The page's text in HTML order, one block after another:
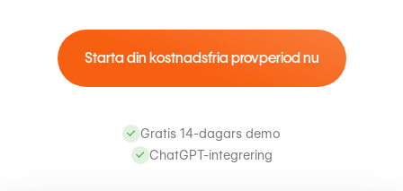
Starta din kostnadsfria provperiod nu
Gratis 14-dagars demo
ChatGPT-integrering